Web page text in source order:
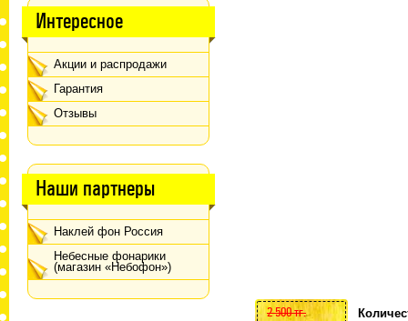
Интересное
Акции и распродажи
Гарантия
Отзывы
Наши партнеры
Наклей фон Россия
Небесные фонарики
(магазин «Небофон»)
2 500 тг.